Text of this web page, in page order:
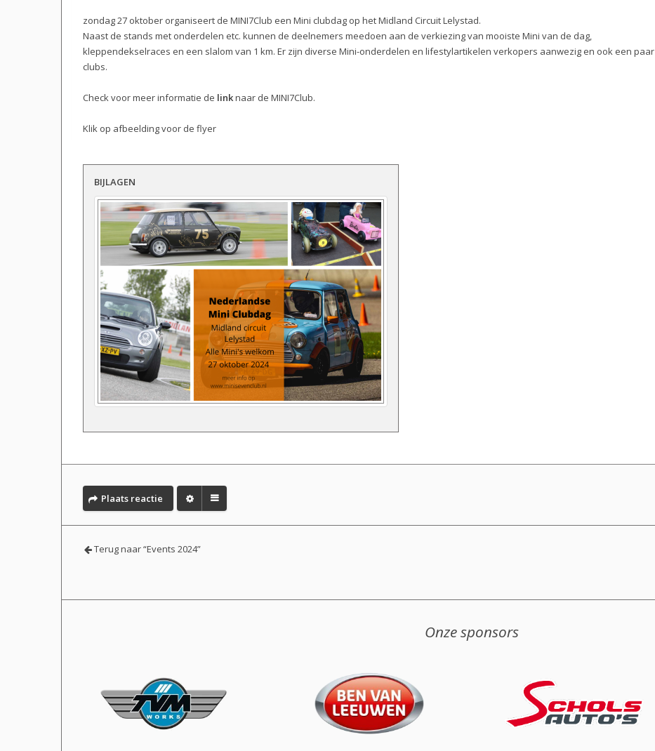
zondag 27 oktober organiseert de MINI7Club een Mini clubdag op het Midland Circuit Lelystad.
Naast de stands met onderdelen etc. kunnen de deelnemers meedoen aan de verkiezing van mooiste Mini van de dag,
kleppendekselraces en een slalom van 1 km. Er zijn diverse Mini-onderdelen en lifestylartikelen verkopers aanwezig en ook een paar
clubs.
Check voor meer informatie de linknaar de MINI7Club.
Klik op afbeelding voor de flyer
BIJLAGEN
Plaats reactie
Terug naar “Events 2024”
Onze sponsors